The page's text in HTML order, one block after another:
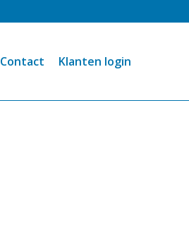
Contact Klanten login